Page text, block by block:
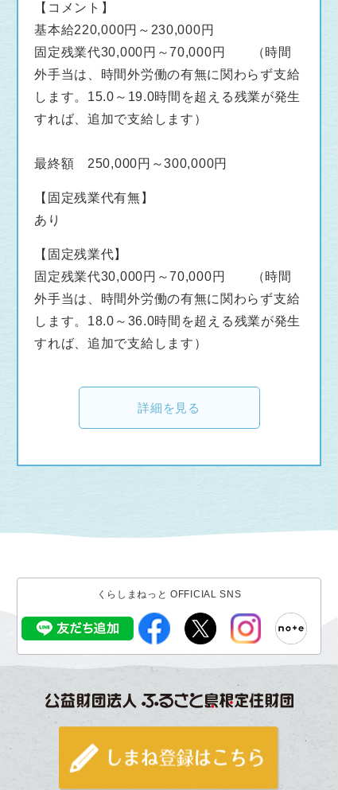
【コメント】
基本給220,000円～230,000円
固定残業代30,000円～70,000円 （時間
外手当は、時間外労働の有無に関わらず支給
します。15.0～19.0時間を超える残業が発生
すれば、追加で支給します）
最終額 250,000円～300,000円
【固定残業代有無】
あり
【固定残業代】
固定残業代30,000円～70,000円 （時間
外手当は、時間外労働の有無に関わらず支給
します。18.0～36.0時間を超える残業が発生
すれば、追加で支給します）
詳細を見る
くらしまねっと OFFICIAL SNS